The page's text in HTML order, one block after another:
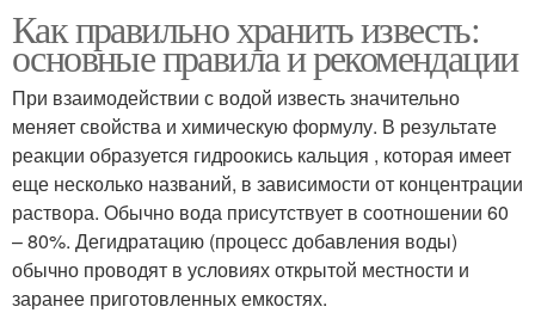
Как правильно хранить известь:
основные правила и рекомендации
При взаимодействии с водой известь значительно
меняет свойства и химическую формулу. В результате
реакции образуется гидроокись кальция , которая имеет
еще несколько названий, в зависимости от концентрации
раствора. Обычно вода присутствует в соотношении 60
– 80%. Дегидратацию (процесс добавления воды)
обычно проводят в условиях открытой местности и
заранее приготовленных емкостях.